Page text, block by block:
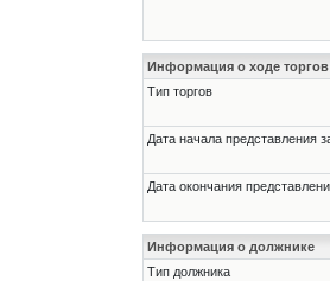
Информация о ходе торгов
Тип торгов
Дата начала представления
Дата окончания
Информация о должнике
Тип должника